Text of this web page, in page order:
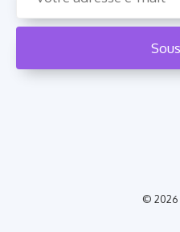
© 2026